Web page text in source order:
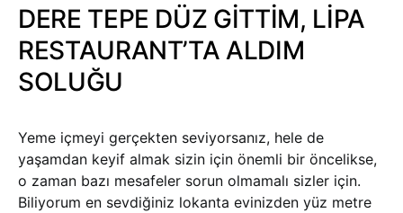
DERE TEPE DÜZ GİTTİM, LİPA
RESTAURANT’TA ALDIM
SOLUĞU
Yeme içmeyi gerçekten seviyorsanız, hele de
yaşamdan keyif almak sizin için önemli bir öncelikse,
o zaman bazı mesafeler sorun olmamalı sizler için.
Biliyorum en sevdiğiniz lokanta evinizden yüz metre